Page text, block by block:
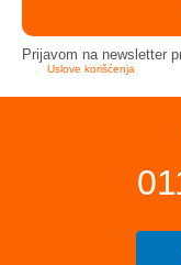
Prijavom na newsletter
Uslove korišćenja